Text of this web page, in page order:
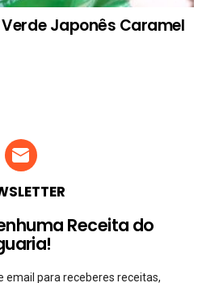
Japonês Caramel
Receita do
email para receberes receitas,